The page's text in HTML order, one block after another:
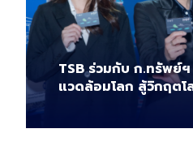
TSB ร่วมกับ ก.ทรัพย์
แวดล้อมโลก สู้วิกฤตโ